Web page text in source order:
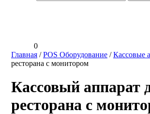
0
Главная /POS Оборудование /Кассовые
ресторана с монитором
Кассовый аппарат
ресторана с